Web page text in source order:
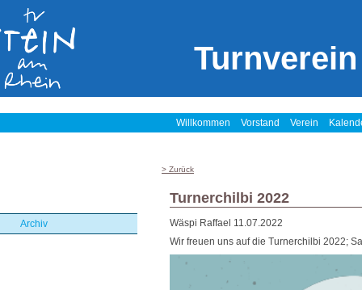
Willkommen Vorstand Verein
Archiv
> Zurück
Turnerchilbi 2022
Wäspi Raffael 11.07.2022
Wir freuen uns auf die Turnerchilbi 2022;